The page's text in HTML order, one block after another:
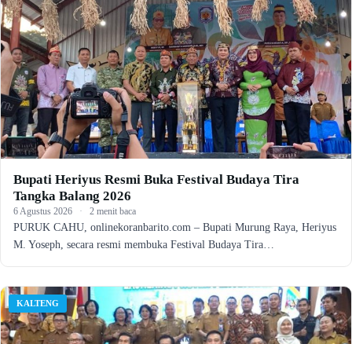
Bupati Heriyus Resmi Buka Festival Budaya Tira
Tangka Balang 2026
6 Agustus 2026 · 2 menit baca
PURUK CAHU, onlinekoranbarito.com – Bupati Murung Raya, Heriyus
M. Yoseph, secara resmi membuka Festival Budaya Tira…
KALTENG